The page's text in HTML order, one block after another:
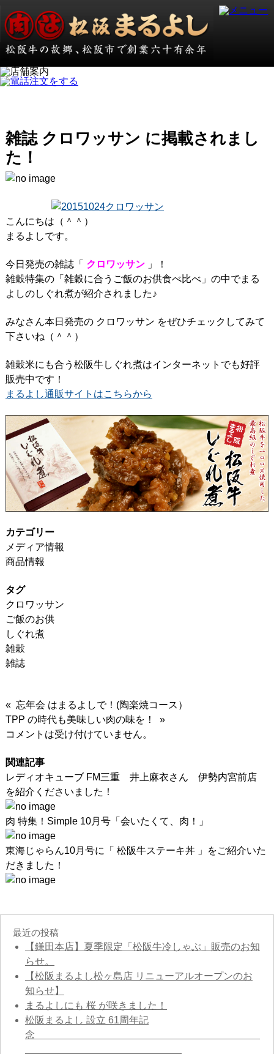
雑誌 クロワッサン に掲載されまし
た！
こんにちは（＾＾）
まるよしです。
今日発売の雑誌「 クロワッサン」！
雑穀特集の「雑穀に合うご飯のお供食べ比べ」の中でまる
よしのしぐれ煮が紹介されました♪
みなさん本日発売の クロワッサン をぜひチェックしてみて
下さいね（＾＾）
雑穀米にも合う松阪牛しぐれ煮はインターネットでも好評
販売中です！
まるよし通販サイトはこちらから
カテゴリー
メディア情報
商品情報
タグ
クロワッサン
ご飯のお供
しぐれ煮
雑穀
雑誌
« 忘年会 はまるよしで！(陶楽焼コース）
TPP の時代も美味しい肉の味を！ »
コメントは受け付けていません。
関連記事
レディオキューブ FM三重 井上麻衣さん 伊勢内宮前店
を紹介くださいました！
肉 特集！Simple 10月号「会いたくて、肉！」
東海じゃらん10月号に「 松阪牛ステーキ丼 」をご紹介いた
だきました！
最近の投稿
【鎌田本店】夏季限定「松阪牛冷しゃぶ」販売のお知
らせ。
【松阪まるよし松ヶ島店 リニューアルオープンのお
知らせ】
まるよしにも 桜 が咲きました！
松阪まるよし 設立 61周年記
念